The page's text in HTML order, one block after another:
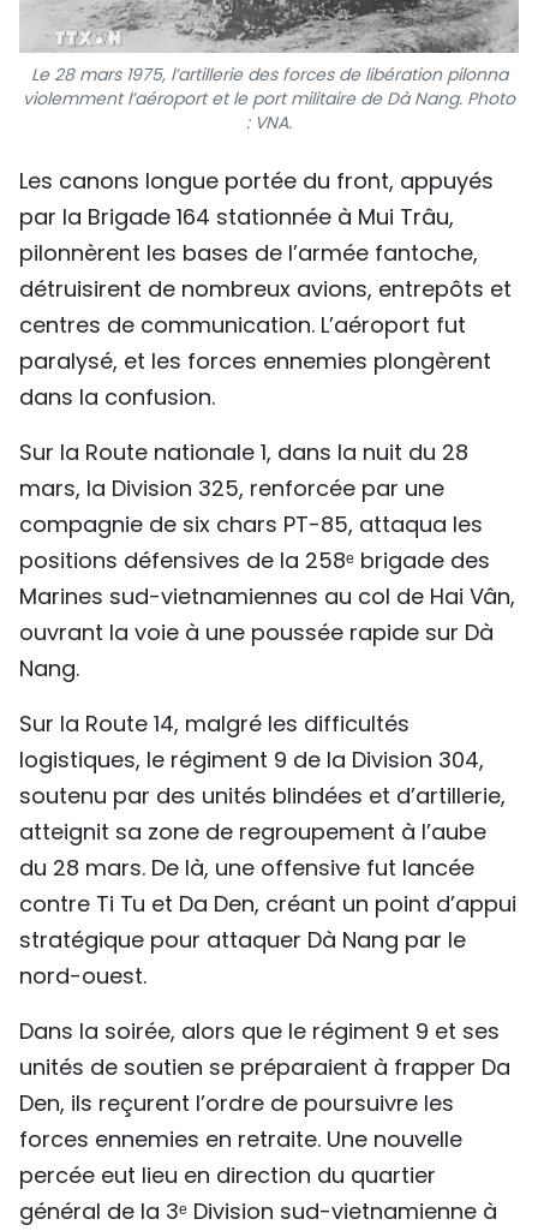
MÉGASTORIE
INFOGRAPHIE
VIDÉO
À PROPOS DU "PEUPLE"
ENGLISH
中文
РУССКИЙ
Le 28 mars 1975, l’artillerie des forces de libération pilonna
violemment l’aéroport et le port militaire de Dà Nang. Photo
: VNA.
Les canons longue portée du front, appuyés
par la Brigade 164 stationnée à Mui Trâu,
pilonnèrent les bases de l’armée fantoche,
détruisirent de nombreux avions, entrepôts et
centres de communication. L’aéroport fut
paralysé, et les forces ennemies plongèrent
dans la confusion.
Sur la Route nationale 1, dans la nuit du 28
mars, la Division 325, renforcée par une
compagnie de six chars PT-85, attaqua les
positions défensives de la 258ᵉ brigade des
Marines sud-vietnamiennes au col de Hai Vân,
ouvrant la voie à une poussée rapide sur Dà
Nang.
Sur la Route 14, malgré les difficultés
logistiques, le régiment 9 de la Division 304,
soutenu par des unités blindées et d’artillerie,
atteignit sa zone de regroupement à l’aube
du 28 mars. De là, une offensive fut lancée
contre Ti Tu et Da Den, créant un point d’appui
stratégique pour attaquer Dà Nang par le
nord-ouest.
Dans la soirée, alors que le régiment 9 et ses
unités de soutien se préparaient à frapper Da
Den, ils reçurent l’ordre de poursuivre les
forces ennemies en retraite. Une nouvelle
percée eut lieu en direction du quartier
général de la 3ᵉ Division sud-vietnamienne à